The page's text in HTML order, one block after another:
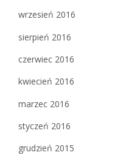
wrzesień 2016
sierpień 2016
czerwiec 2016
kwiecień 2016
marzec 2016
styczeń 2016
grudzień 2015